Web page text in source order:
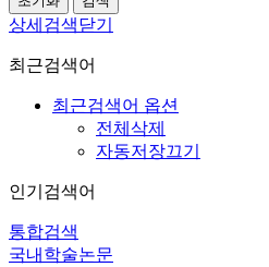
상세검색닫기
최근검색어
최근검색어 옵션
전체삭제
자동저장끄기
인기검색어
통합검색
국내학술논문